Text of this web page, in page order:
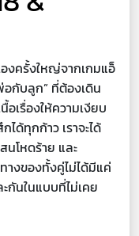
งครั้งใหญ่จากเกมแอ็
อกับลูก” ที่ต้องเดิน
เรื่องให้ความเงียบ
ด้ทุกก้าว เราจะได้
โหดร้าย และ
างของทั้งคู่ไม่ได้มีแค่
กันในแบบที่ไม่เคย